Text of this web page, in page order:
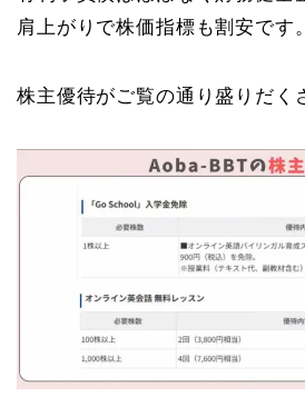
肩上がりで株価指標も割安です。
株主優待がご覧の通り盛りだく